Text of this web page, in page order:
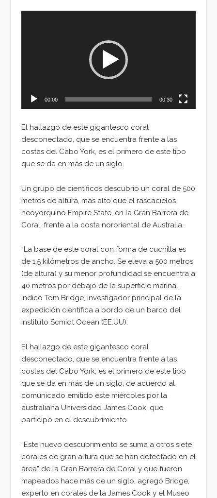
00:00 00:30
El hallazgo de este gigantesco coral
desconectado, que se encuentra frente a las
costas del Cabo York, es el primero de este tipo
que se da en más de un siglo.
Un grupo de científicos descubrió un coral de 500
metros de altura, más alto que el rascacielos
neoyorquino Empire State, en la Gran Barrera de
Coral, frente a la costa nororiental de Australia.
“La base de este coral con forma de cuchilla es
de 1.5 kilómetros de ancho. Se eleva a 500 metros
(de altura) y su menor profundidad se encuentra a
40 metros por debajo de la superficie marina”,
indico Tom Bridge, investigador principal de la
expedición científica a bordo de un barco del
Instituto Scmidt Ocean (EE.UU).
El hallazgo de este gigantesco coral
desconectado, que se encuentra frente a las
costas del Cabo York, es el primero de este tipo
que se da en más de un siglo, de acuerdo al
comunicado emitido este miércoles por la
australiana Universidad James Cook, que
participó en el descubrimiento.
“Este nuevo descubrimiento se suma a otros siete
corales de gran altura que se han detectado en el
área” de la Gran Barrera de Coral y que fueron
mapeados hace más de un siglo, agregó Bridge,
experto en corales de la James Cook y el Museo